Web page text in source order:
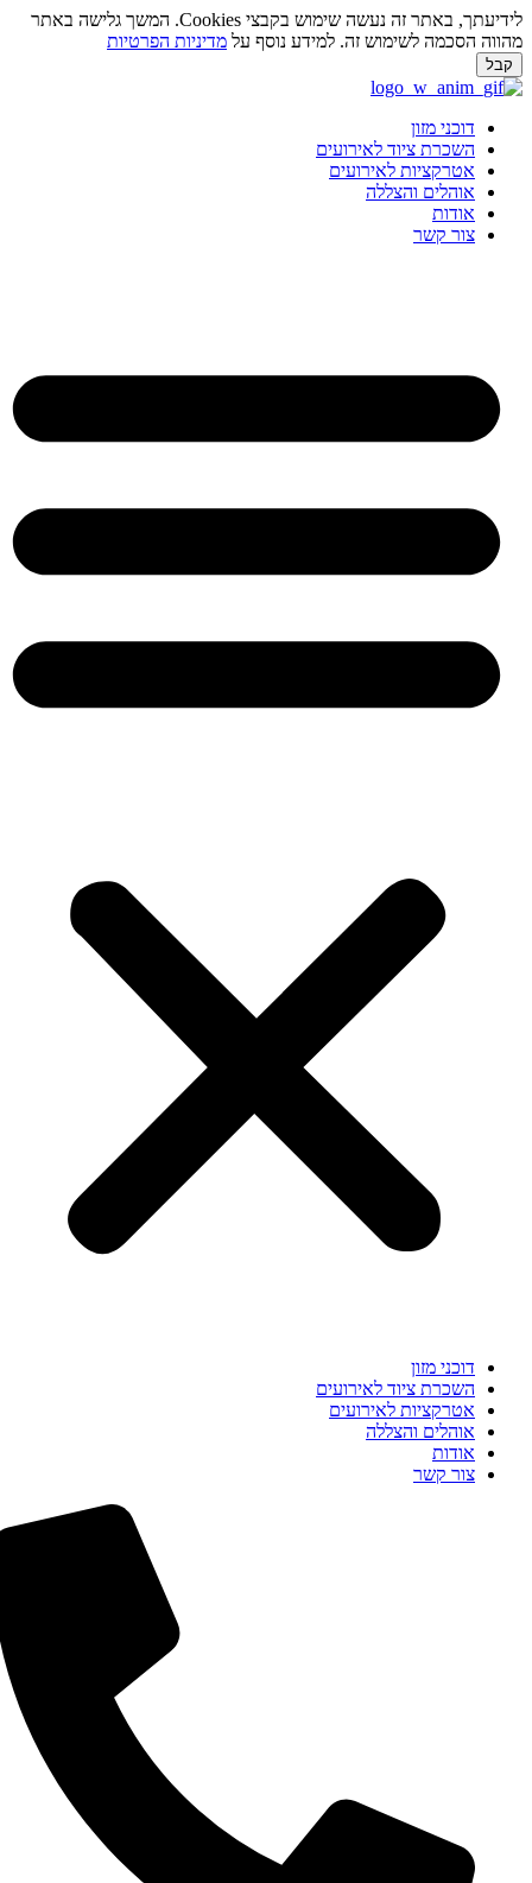
לידיעתך, באתר זה נעשה שימוש בקבצי Cookies. המשך גלישה באתר
הסכמה לשימוש זה. למידע נוסף עלמדיניות הפרטיות
קבל
דוכני מזון
השכרת ציוד לאירועים
אטרקציות לאירועים
אוהלים והצללה
אודות
צור קשר
דוכני מזון
השכרת ציוד לאירועים
אטרקציות לאירועים
אוהלים והצללה
אודות
צור קשר